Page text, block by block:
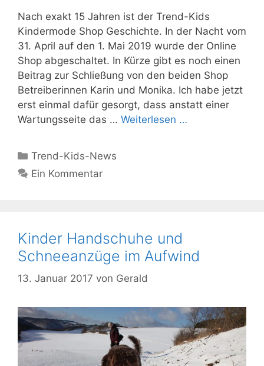
Nach exakt 15 Jahren ist der Trend-Kids
Kindermode Shop Geschichte. In der Nacht vom
31. April auf den 1. Mai 2019 wurde der Online
Shop abgeschaltet. In Kürze gibt es noch einen
Beitrag zur Schließung von den beiden Shop
Betreiberinnen Karin und Monika. Ich habe jetzt
erst einmal dafür gesorgt, dass anstatt einer
Wartungsseite das … Weiterlesen …
Kategorien
Trend-Kids-News
Ein Kommentar
Kinder Handschuhe und
Schneeanzüge im Aufwind
13. Januar 2017 von Gerald